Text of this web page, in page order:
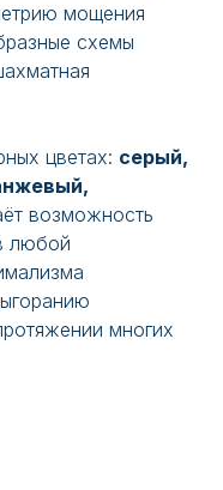
мощения
схемы
цветах: серый,
возможность
любой
многих